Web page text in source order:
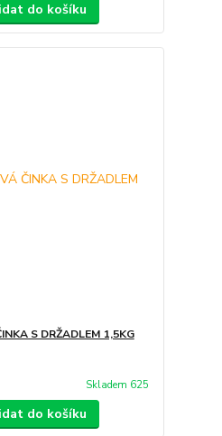
do košíku
S DRŽADLEM 1,5KG
Skladem 625
do košíku